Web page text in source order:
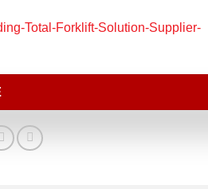
Total-Forklift-Solution-Supplier-